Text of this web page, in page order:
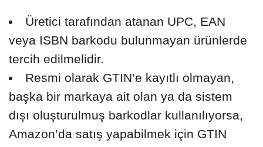
Üretici tarafından atanan UPC, EAN
veya ISBN barkodu bulunmayan ürünlerde
tercih edilmelidir.
Resmi olarak GTIN’e kayıtlı olmayan,
başka bir markaya ait olan ya da sistem
dışı oluşturulmuş barkodlar kullanılıyorsa,
Amazon’da satış yapabilmek için GTIN